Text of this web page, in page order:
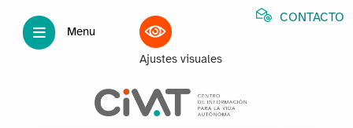
Menu
Ajustes visuales
CONTACTO